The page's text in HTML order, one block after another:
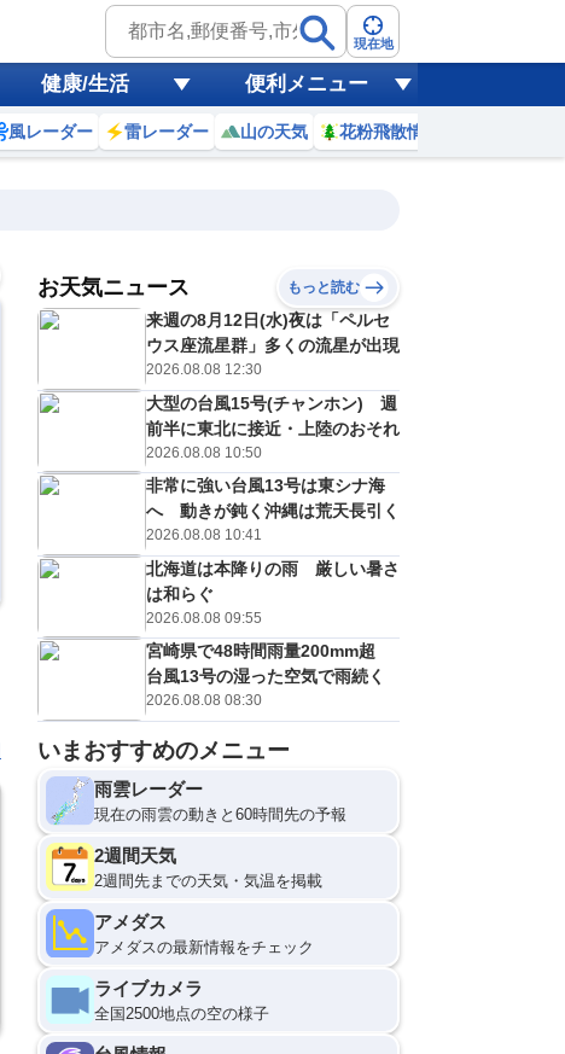
現在地
健康/生活 便利メニュー
風レーダー 雷レーダー 山の天気 花粉飛散情報
6
ミリ
28
m/s
7
1ミリ
29
10m/s
8
1ミリ
30
10m/s
9
1ミリ
10m/s
10
1ミリ
10
お天気ニュース もっと読む
来週の8月12日(水)夜は「ペルセ
ウス座流星群」多くの流星が出現
2026.08.08 12:30
大型の台風15号(チャンホン) 週
前半に東北に接近・上陸のおそれ
2026.08.08 10:50
非常に強い台風13号は東シナ海
へ 動きが鈍く沖縄は荒天長引く
2026.08.08 10:41
北海道は本降りの雨 厳しい暑さ
は和らぐ
2026.08.08 09:55
宮崎県で48時間雨量200mm超
台風13号の湿った空気で雨続く
2026.08.08 08:30
いまおすすめのメニュー
雨雲レーダー
現在の雨雲の動きと60時間先の予報
2週間天気
2週間先までの天気・気温を掲載
アメダス
アメダスの最新情報をチェック
ライブカメラ
全国2500地点の空の様子